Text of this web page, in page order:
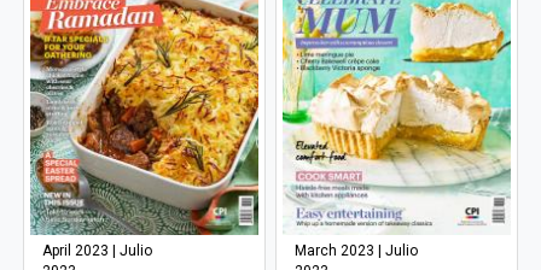
April 2023 | Julio
March 2023 | Julio